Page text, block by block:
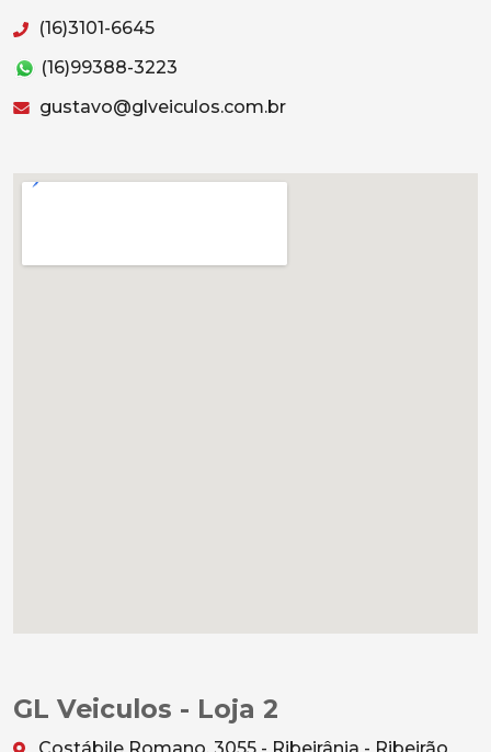
(16)3101-6645
(16)99388-3223
gustavo@glveiculos.com.br
GL Veiculos - Loja 2